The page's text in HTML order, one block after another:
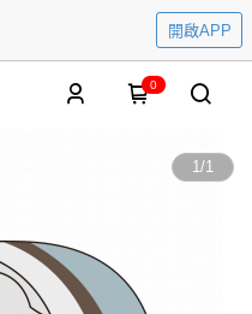
開啟APP
0
1/1